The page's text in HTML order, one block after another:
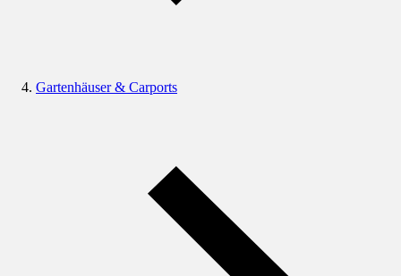
Gartenhäuser & Carports